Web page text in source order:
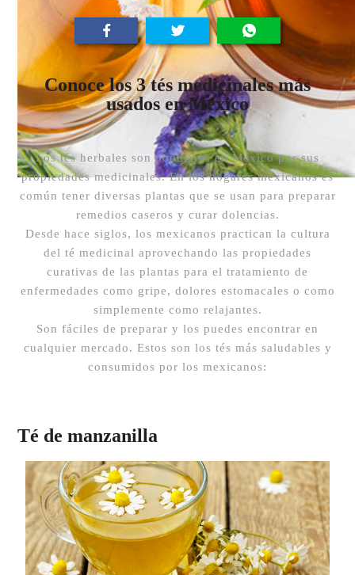
Conoce los 3 tés medicinales más
usados en México
Los tés herbales son populares en México por sus
propiedades medicinales. En los hogares mexicanos es
común tener diversas plantas que se usan para preparar
remedios caseros y curar dolencias.
Desde hace siglos, los mexicanos practican la cultura
del té medicinal aprovechando las propiedades
curativas de las plantas para el tratamiento de
enfermedades como gripe, dolores estomacales o como
simplemente como relajantes.
Son fáciles de preparar y los puedes encontrar en
cualquier mercado. Estos son los tés más saludables y
consumidos por los mexicanos:
Té de manzanilla